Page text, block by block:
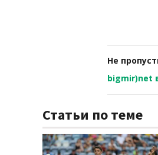
Не
bigmir)net
Статьи по теме